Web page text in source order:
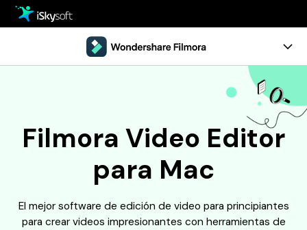
Utilidad
Diseño
Centro de Descarga
Tienda
Referencia
Recursos
Filmora Video Editor
para Mac
El mejor software de edición de video para principiantes
para crear videos impresionantes con herramientas de